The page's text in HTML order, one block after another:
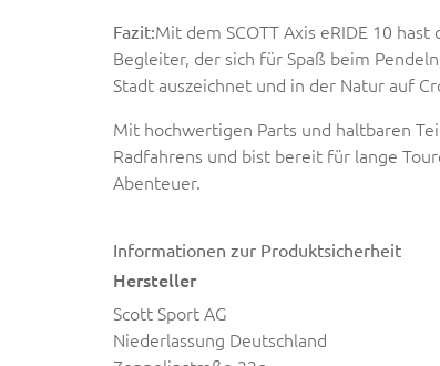
Fazit:Mit dem SCOTT Axis eRIDE 10
Begleiter, der sich für Spaß beim
Stadt auszeichnet und in der Natur auf
Mit hochwertigen Parts und haltbaren
Radfahrens und bist bereit für lange
Abenteuer.
Informationen zur Produktsicherheit
Hersteller
Scott Sport AG
Niederlassung Deutschland